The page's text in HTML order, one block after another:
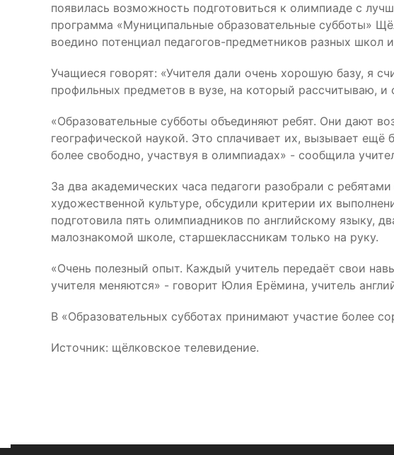
появилась возможность подготовиться к олимпиаде с
программа «Муниципальные образовательные субботы»
воедино потенциал педагогов-предметников разных
Учащиеся говорят: «Учителя дали очень хорошую базу, я
профильных предметов в вузе, на который рассчитываю,
«Образовательные субботы объединяют ребят. Они дают
географической наукой. Это сплачивает их, вызывает
более свободно, участвуя в олимпиадах» - сообщила
За два академических часа педагоги разобрали с
художественной культуре, обсудили критерии их
подготовила пять олимпиадников по английскому языку,
малознакомой школе, старшеклассникам только на руку.
«Очень полезный опыт. Каждый учитель передаёт свои
учителя меняются» - говорит Юлия Ерёмина, учитель
В «Образовательных субботах принимают участие более
Источник: щёлковское телевидение.